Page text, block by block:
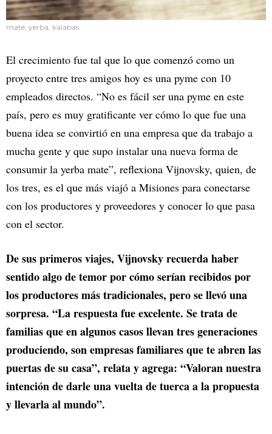
mate, yerba, kalabas
El crecimiento fue tal que lo que comenzó como un
proyecto entre tres amigos hoy es una pyme con 10
empleados directos. “No es fácil ser una pyme en este
país, pero es muy gratificante ver cómo lo que fue una
buena idea se convirtió en una empresa que da trabajo a
mucha gente y que supo instalar una nueva forma de
consumir la yerba mate”, reflexiona Vijnovsky, quien, de
los tres, es el que más viajó a Misiones para conectarse
con los productores y proveedores y conocer lo que pasa
con el sector.
De sus primeros viajes, Vijnovsky recuerda haber
sentido algo de temor por cómo serían recibidos por
los productores más tradicionales, pero se llevó una
sorpresa. “La respuesta fue excelente. Se trata de
familias que en algunos casos llevan tres generaciones
produciendo, son empresas familiares que te abren las
puertas de su casa”, relata y agrega: “Valoran nuestra
intención de darle una vuelta de tuerca a la propuesta
y llevarla al mundo”.